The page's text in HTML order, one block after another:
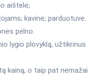
aištelė;
kavinė; parduotuvė.
pelno.
lygio plovyklą, užtikrinus
kainą, o taip pat nemažai